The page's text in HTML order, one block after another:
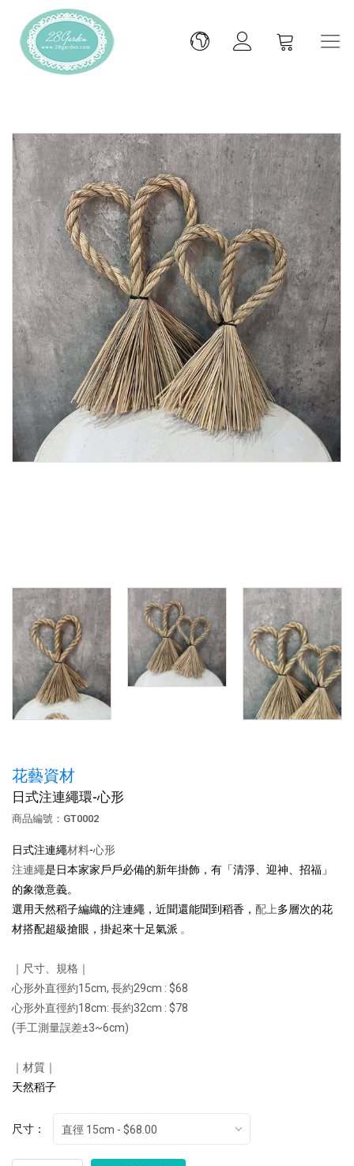
花藝資材
日式注連繩環-心形
商品編號：GT0002
日式注連繩材料-心形
注連繩是日本家家戶戶必備的新年掛飾，有「清淨、迎神、招福」
的象徵意義。
選用天然稻子編織的注連繩，近聞還能聞到稻香， 配上多層次的花
材搭配超級搶眼，掛起來十足氣派 。
｜尺寸、規格｜
心形外直徑約15cm, 長約29cm : $68
心形外直徑約18cm: 長約32cm : $78
(手工測量誤差±3~6cm)
｜材質｜
天然稻子
尺寸： 直徑 15cm - $68.00